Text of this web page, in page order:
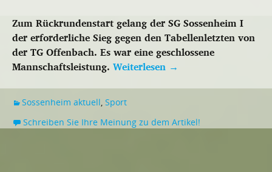
Zum Rückrundenstart gelang der SG Sossenheim I
der erforderliche Sieg gegen den Tabellenletzten von
der TG Offenbach. Es war eine geschlossene
Mannschaftsleistung. Weiterlesen →
Sossenheim aktuell Sport
Schreiben Sie Ihre Meinung zu dem Artikel!